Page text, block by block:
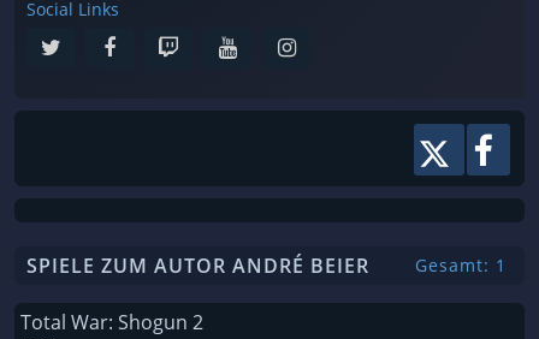
Social Links
SPIELE ZUM AUTOR ANDRÉ BEIER Gesamt: 1
Total War: Shogun 2